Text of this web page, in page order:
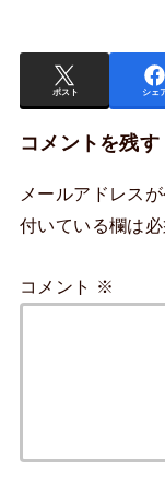
ポスト シェ
コメントを残す
メールアドレス
付いている欄は
コメント ※